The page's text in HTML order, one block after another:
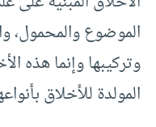
الموضوع والمحمول،
وتركيبها وإنما هذه
المولدة للأخلاق